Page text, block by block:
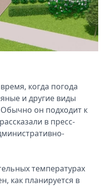
когда погода
и другие виды
он подходит к
в пресс-
температурах
как планируется в